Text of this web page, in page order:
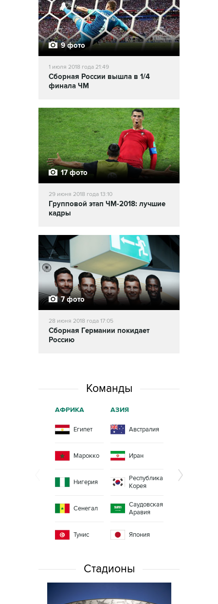
9 фото
1 июля 2018 года 21:49
Сборная России вышла в 1/4
финала ЧМ
17 фото
29 июня 2018 года 13:10
Групповой этап ЧМ-2018: лучшие
кадры
7 фото
28 июня 2018 года 17:05
Сборная Германии покидает
Россию
Команды
АФРИКА
Египет
Марокко
Нигерия
Сенегал
Тунис
АЗИЯ
Австралия
Иран
Республика
Корея
Саудовская
Аравия
Япония
Стадионы